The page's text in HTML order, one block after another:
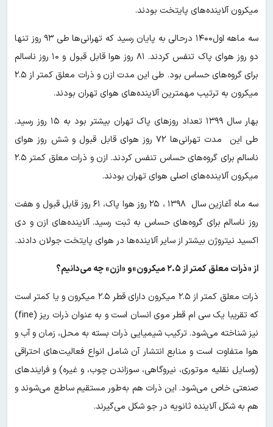
میکرون آلاینده‌های پایتخت بودند.
سه ماهه اول۱۴۰۰ درحالی به پایان رسید که تهرانی‌ها طی ۹۳ روز تنها
دو روز هوای پاک تنفس کردند. ۸۱ روز هوا قابل قبول و ۱۰ روز ناسالم
برای گروه‌های حساس بود. طی این مدت ازن و ذرات معلق کمتر از ۲.۵
میکرون به ترتیب مهمترین آلاینده‌های هوای تهران بودند.
بهار سال ۱۳۹۹ تعداد روزهای پاک تهران بیشتر بود به ۱۵ روز رسید.
طی این مدت تهرانی‌ها ۷۲ روز هوای قابل قبول و شش روز هوای
ناسالم برای گروه‌های حساس تنفس کردند. ازن و ذرات معلق کمتر ۲.۵
میکرون آلاینده‌های اصلی هوای تهران بودند.
سه ماه آغازین سال ۱۳۹۸ ، ۲۵ روز هوا پاک، ۶۱ روز قابل قبول و هفت
روز ناسالم برای گروه‌های حساس به ثبت رسید. آلاینده‌های ازن و دی
اکسید نیتروژن بیشتر از سایر آلاینده‌ها در هوای پایتخت جولان دادند.
از «ذرات معلق کمتر از ۲.۵ میکرون»و «ازن» چه می‌دانیم؟
ذرات معلق کمتر از ۲.۵ میکرون دارای قطر ۲.۵ میکرون و یا کمتر است
که تقریبا یک سی ام قطر موی انسان است و به عنوان ذرات ریز (fine)
نیز شناخته می‌شود. ترکیب شیمیایی ذرات بسته به محل، زمان و آب و
هوا متفاوت است و منابع انتشار آن شامل انواع فعالیت‌های احتراقی
(وسایل نقلیه موتوری، نیروگاهی، سوزاندن چوب، و غیره) و فرایندهای
صنعتی خاص می‌شود. این ذرات هم به‌طور مستقیم ساطع می‌شوند و
هم به شکل آلاینده ثانویه در جو شکل می‌گیرند.